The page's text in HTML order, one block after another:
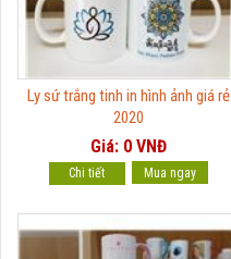
Ly sứ trắng tinh in hình ảnh giá rẻ
2020
Giá: 0 VNĐ
Chi tiết